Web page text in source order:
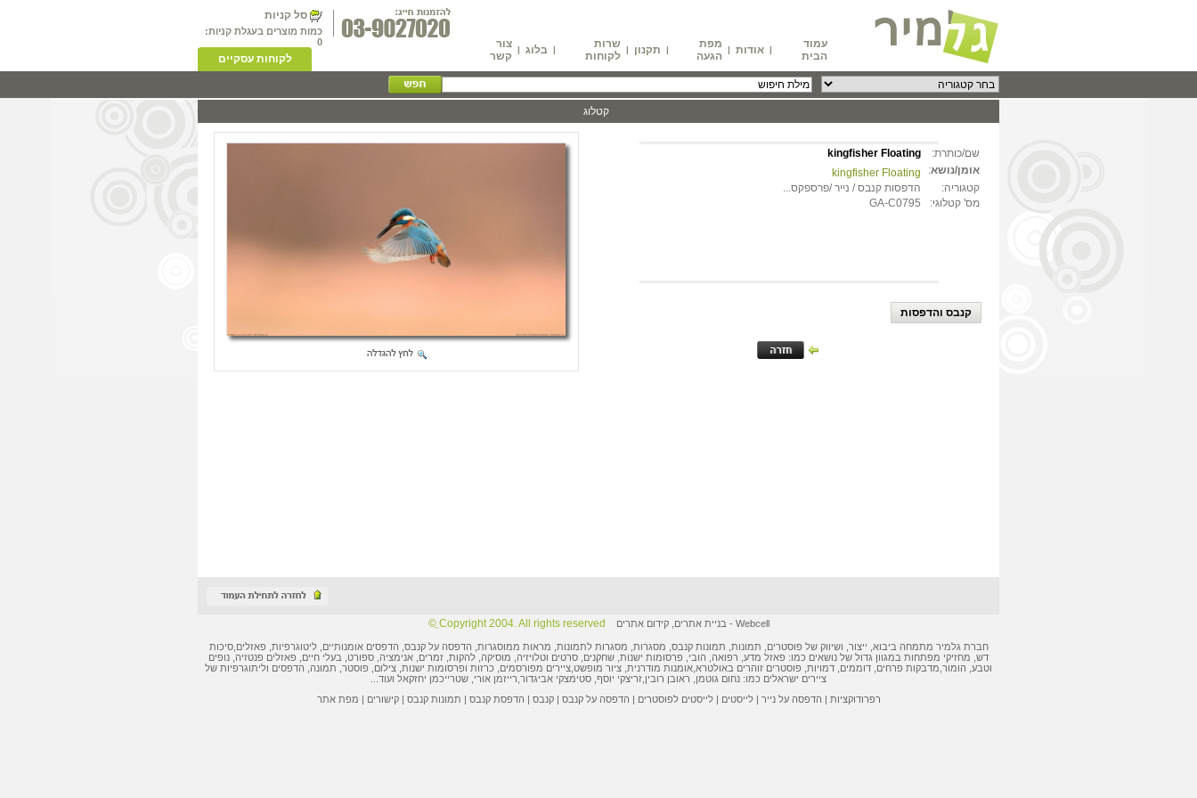
עמוד
הבית
| אודות |
מפת
הגעה
| תקנון |
שרות
לקוחות
| בלוג | צור
קשר
סל קניות
כמות מוצרים בעגלת קניות:
0
לקוחות עסקיים
קטלוג
שם/כותרת:
kingfisher Floating
אומן/נושא:
kingfisher Floating
קטגוריה:
הדפסות קנבס / נייר /פרספקס...
מס' קטלוגי:
GA-C0795
קנבס והדפסות
Webcell
- בניית אתרים ,קידום אתרים Copyright 2004. All rights reserved ֲ©
חברת גלמיר מתמחה ביבוא, ייצור, ושיווק של פוסטרים תמונות , תמונות קנבס, מסגרות, מסגרות לתמונות , מראות ממוסגרות, הדפסה על קנבס הדפסים אומנותיים ,ליטוגרפיות פאזלים ,סיכות
דש מחזיקי מפתחות במגוון גדול של נושאים כמו: פאזל מדע, רפואה, הובי, פרסומות ישנות , שחקנים, סרטים וטלויזיה, מוסיקה, להקות, זמרים, אנימציה, ספורט, בעלי חיים, פאזלים פנטזיה, נופים
וטבע, הומור, מדבקות פרחים, דוממים, דמויות, פוסטרים זוהרים באולטרא, אומנות מודרנית ציור מופשט ציירים מפורסמים כרזות ופרסומות ישנות, צילום, פוסטר, תמונה, הדפסים וליתוגרפיות של
ציירים ישראלים כמו: נחום גוטמן ראובן רובין זריצקי יוסף סטימצקי אביגדור רייזמן אורי שטרייכמן יחזקאל ועוד...
רפרודוקציות | הדפסה על נייר |לייסטים |לייסטים לפוסטרים | הדפסה על קנבס |קנבס | הדפסת קנבס | תמונות קנבס |קישורים | מפת אתר